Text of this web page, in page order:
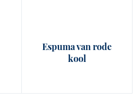
Espuma van rode
kool